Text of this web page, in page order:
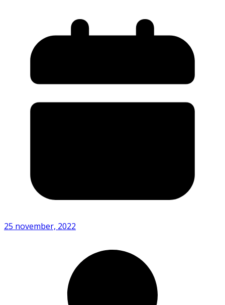
25 november, 2022